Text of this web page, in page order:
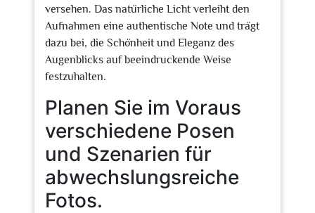
versehen. Das natürliche Licht verleiht den
Aufnahmen eine authentische Note und trägt
dazu bei, die Schönheit und Eleganz des
Augenblicks auf beeindruckende Weise
festzuhalten.
Planen Sie im Voraus
verschiedene Posen
und Szenarien für
abwechslungsreiche
Fotos.